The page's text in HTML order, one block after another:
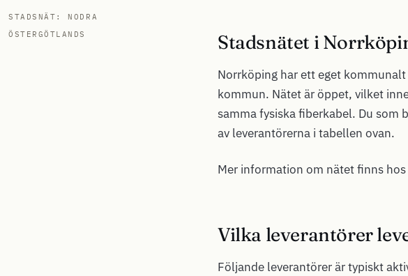
STADSNÄT: NODRA
ÖSTERGÖTLANDS
Stadsnätet i
Norrköping har ett eget
kommun. Nätet är öppet, vilket
samma fysiska fiberkabel. Du
av leverantörerna i tabellen ovan.
Mer information om nätet finns hos
Vilka leverantörer
Följande leverantörer är typiskt